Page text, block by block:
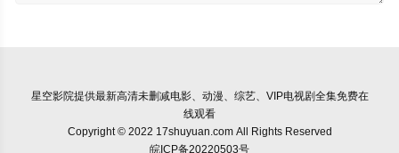
星空影院提供最新高清未删减电影、动漫、综艺、VIP电视剧全集免费在
线观看
Copyright © 2022 17shuyuan.com All Rights Reserved
皖ICP备20220503号